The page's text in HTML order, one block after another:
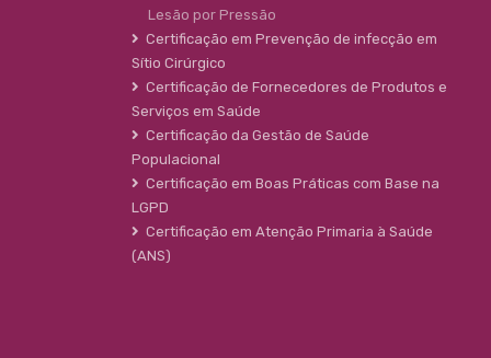
Lesão por Pressão
Certificação em Prevenção de infecção em
Sítio Cirúrgico
Certificação de Fornecedores de Produtos e
Serviços em Saúde
Certificação da Gestão de Saúde
Populacional
Certificação em Boas Práticas com Base na
LGPD
Certificação em Atenção Primaria à Saúde
(ANS)